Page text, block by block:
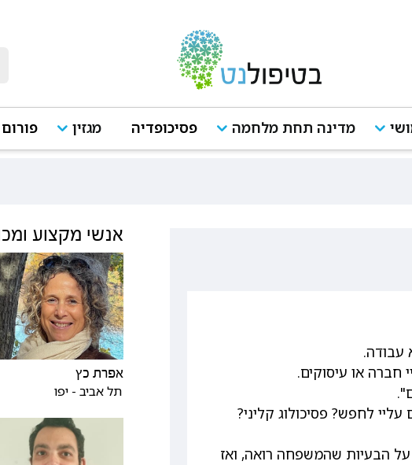
מדינה תחת מלחמה פסיכופדיה מגזין
חברה או עיסוקים.
לחפש? פסיכולוג קליני?
הבעיות שהמשפחה רואה, ואז
אנשי מקצוע
אפרת כץ
תל אביב - יפו